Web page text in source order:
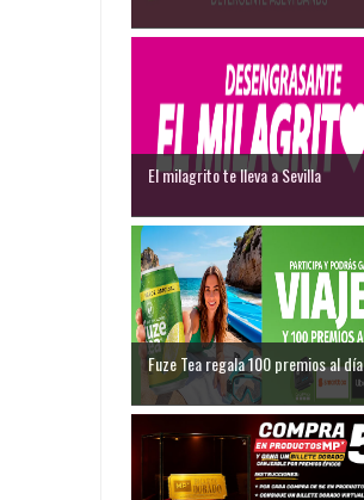
El milagrito te lleva a Sevilla
Fuze Tea regala 100 premios al día